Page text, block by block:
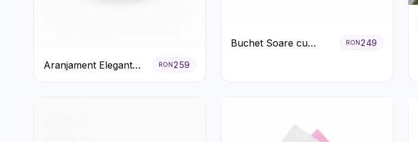
Aranjament Elegant
Alb-Verde în Cutie Gri
RON 259
Buchet Soare cu
RON249